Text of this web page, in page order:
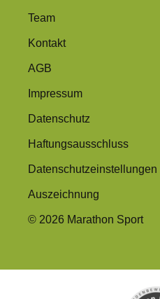
Team
Kontakt
AGB
Impressum
Datenschutz
Haftungsausschluss
Datenschutzeinstellungen
Auszeichnung
© 2026 Marathon Sport